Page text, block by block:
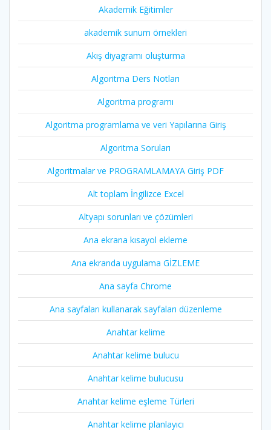
Akademik Eğitimler
akademik sunum örnekleri
Akış diyagramı oluşturma
Algoritma Ders Notları
Algoritma programı
Algoritma programlama ve veri Yapılarına Giriş
Algoritma Soruları
Algoritmalar ve PROGRAMLAMAYA Giriş PDF
Alt toplam İngilizce Excel
Altyapı sorunları ve çözümleri
Ana ekrana kısayol ekleme
Ana ekranda uygulama GİZLEME
Ana sayfa Chrome
Ana sayfaları kullanarak sayfaları düzenleme
Anahtar kelime
Anahtar kelime bulucu
Anahtar kelime bulucusu
Anahtar kelime eşleme Türleri
Anahtar kelime planlayıcı